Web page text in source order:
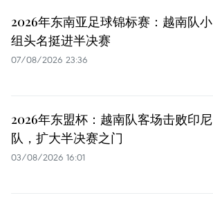
2026年东南亚足球锦标赛：越南队小
组头名挺进半决赛
07/08/2026 23:36
2026年东盟杯：越南队客场击败印尼
队，扩大半决赛之门
03/08/2026 16:01